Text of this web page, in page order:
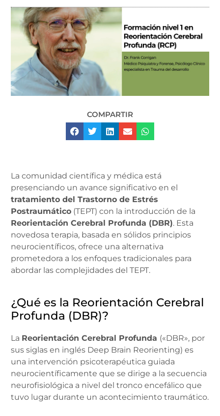
COMPARTIR
La comunidad científica y médica está
presenciando un avance significativo en el
tratamiento del Trastorno de Estrés
Postraumático (TEPT) con la introducción de la
Reorientación Cerebral Profunda (DBR). Esta
novedosa terapia, basada en sólidos principios
neurocientíficos, ofrece una alternativa
prometedora a los enfoques tradicionales para
abordar las complejidades del TEPT.
¿Qué es la Reorientación Cerebral
Profunda (DBR)?
La Reorientación Cerebral Profunda («DBR», por
sus siglas en inglés Deep Brain Reorienting) es
una intervención psicoterapéutica guiada
neurocientíficamente que se dirige a la secuencia
neurofisiológica a nivel del tronco encefálico que
tuvo lugar durante un acontecimiento traumático.